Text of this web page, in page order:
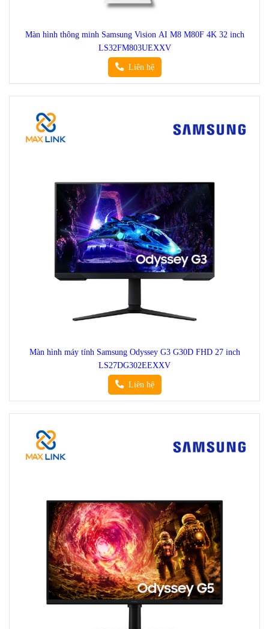
Màn hình thông minh Samsung Vision AI M8 M80F 4K 32 inch
LS32FM803UEXXV
Liên hệ
Màn hình máy tính Samsung Odyssey G3 G30D FHD 27 inch
LS27DG302EEXXV
Liên hệ